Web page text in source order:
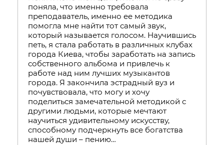
поняла, что именно требовала
преподаватель, именно ее методика
помогла мне найти тот самый звук,
который называется голосом. Научившись
петь, я стала работать в различных клубах
города Киева, чтобы заработать на запись
собственного альбома и привлечь к
работе над ним лучших музыкантов
города. Я закончила эстрадный вуз и
почувствовала, что могу и хочу
поделиться замечательной методикой с
другими людьми, которые мечтают
научиться удивительному искусству,
способному подчеркнуть все богатства
нашей души – пению…